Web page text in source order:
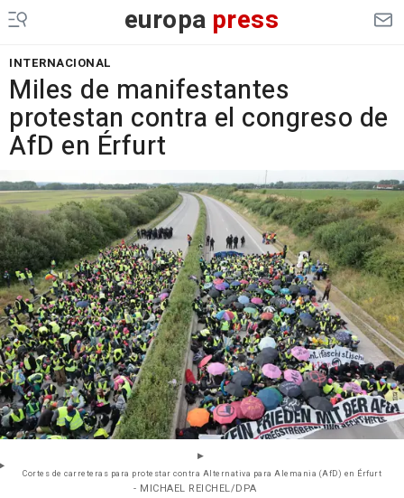
europa press
INTERNACIONAL
Miles de manifestantes
protestan contra el congreso de
AfD en Érfurt
Cortes de carreteras para protestar contra Alternativa para Alemania (AfD) en Érfurt
- MICHAEL REICHEL/DPA